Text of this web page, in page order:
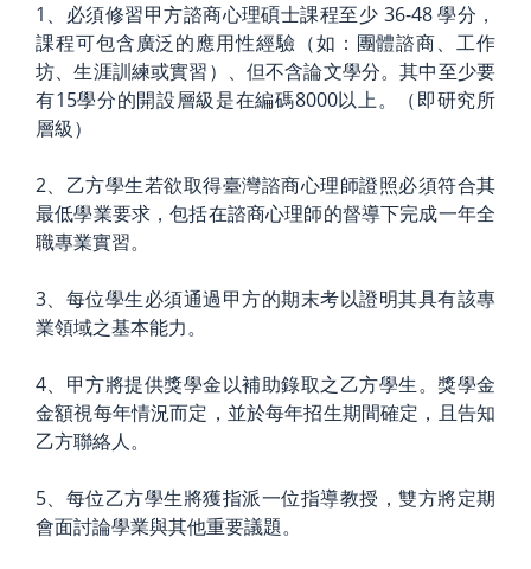
1、必須修習甲方諮商心理碩士課程至少 36-48 學分，
課程可包含廣泛的應用性經驗（如：團體諮商、工作
坊、生涯訓練或實習）、但不含論文學分。其中至少要
有15學分的開設層級是在編碼8000以上。（即研究所
層級）
2、乙方學生若欲取得臺灣諮商心理師證照必須符合其
最低學業要求，包括在諮商心理師的督導下完成一年全
職專業實習。
3、每位學生必須通過甲方的期末考以證明其具有該專
業領域之基本能力。
4、甲方將提供獎學金以補助錄取之乙方學生。獎學金
金額視每年情況而定，並於每年招生期間確定，且告知
乙方聯絡人。
5、每位乙方學生將獲指派一位指導教授，雙方將定期
會面討論學業與其他重要議題。